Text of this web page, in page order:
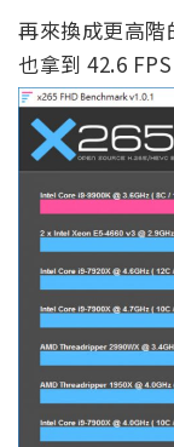
再來換成更高
也拿到 42.6